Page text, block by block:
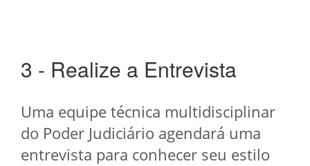
3 - Realize a Entrevista
Uma equipe técnica multidisciplinar
do Poder Judiciário agendará uma
entrevista para conhecer seu estilo